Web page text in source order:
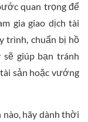
quan trọng để
gia giao dịch tài
trình, chuẩn bị hồ
giúp bạn tránh
sản hoặc vướng
hãy dành thời